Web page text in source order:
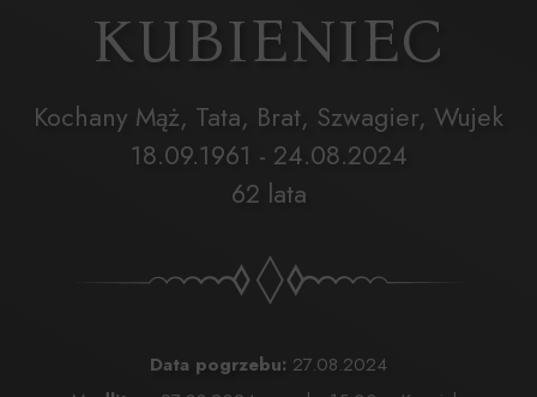
KUBIENIEC
Kochany Mąż, Tata, Brat, Szwagier, Wujek
18.09.1961 - 24.08.2024
62 lata
Data pogrzebu: 27.08.2024